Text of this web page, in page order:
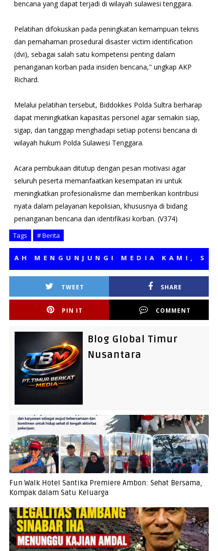
bencana yang dapat terjadi di wilayah sulawesi tenggara.
Pelatihan difokuskan pada peningkatan kemampuan teknis
dan pemahaman prosedural disaster victim identification
(dvi), sebagai salah satu kompetensi penting dalam
penanganan korban pada insiden bencana," ungkap AKP
Richard.
Melalui pelatihan tersebut, Biddokkes Polda Sultra berharap
dapat meningkatkan kapasitas personel agar semakin siap,
sigap, dan tanggap menghadapi setiap potensi bencana di
wilayah hukum Polda Sulawesi Tenggara.
Acara pembukaan ditutup dengan pesan motivasi agar
seluruh peserta memanfaatkan kesempatan ini untuk
meningkatkan profesionalisme dan memberikan kontribusi
nyata dalam pelayanan kepolisian, khususnya di bidang
penanganan bencana dan identifikasi korban. (V374)
Tags # Berita
MEDIA KAMI, SEMOGA
TWEET SHARE
PIN IT COMMENT
Blog Global Timur
Nusantara
Fun Walk Hotel Santika Premiere Ambon: Sehat Bersama,
Kompak dalam Satu Keluarga